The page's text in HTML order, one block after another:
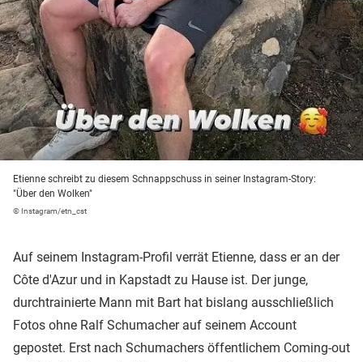
Etienne schreibt zu diesem Schnappschuss in seiner Instagram-Story:
"Über den Wolken"
© Instagram/etn_cst
Auf seinem Instagram-Profil verrät Etienne, dass er an der
Côte d'Azur und in Kapstadt zu Hause ist. Der junge,
durchtrainierte Mann mit Bart hat bislang ausschließlich
Fotos ohne Ralf Schumacher auf seinem Account
gepostet. Erst nach Schumachers öffentlichem Coming-out